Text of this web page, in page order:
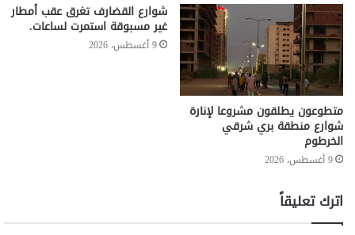
متطوعون يطلقون مشروعا لإنارة
شوارع منطقة بري شرقي
الخرطوم
9 أغسطس، 2026
شوارع القضارف تغرق عقب أمطار
غير مسبوقة استمرت لساعات.
9 أغسطس، 2026
اترك تعليقاً